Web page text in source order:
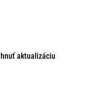
aktualizáciu